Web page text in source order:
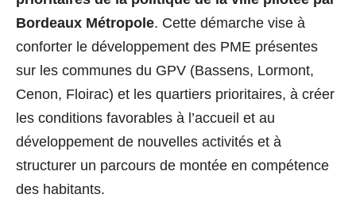
Bordeaux Métropole. Cette démarche vise à
conforter le développement des PME présentes
sur les communes du GPV (Bassens, Lormont,
Cenon, Floirac) et les quartiers prioritaires, à créer
les conditions favorables à l’accueil et au
développement de nouvelles activités et à
structurer un parcours de montée en compétence
des habitants.